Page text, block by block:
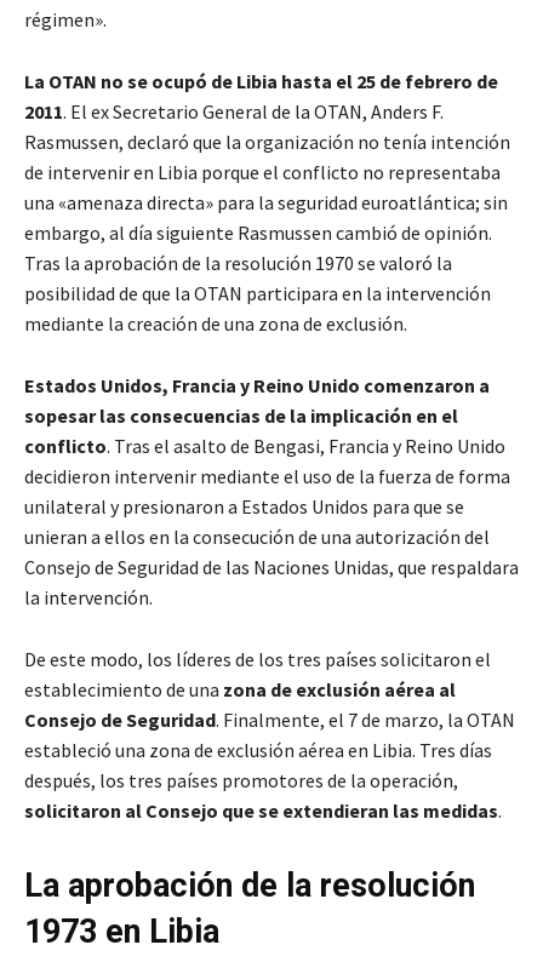
régimen».
La OTAN no se ocupó de Libia hasta el 25 de febrero de
2011. El ex Secretario General de la OTAN, Anders F.
Rasmussen, declaró que la organización no tenía intención
de intervenir en Libia porque el conflicto no representaba
una «amenaza directa» para la seguridad euroatlántica; sin
embargo, al día siguiente Rasmussen cambió de opinión.
Tras la aprobación de la resolución 1970 se valoró la
posibilidad de que la OTAN participara en la intervención
mediante la creación de una zona de exclusión.
Estados Unidos, Francia y Reino Unido comenzaron a
sopesar las consecuencias de la implicación en el
conflicto. Tras el asalto de Bengasi, Francia y Reino Unido
decidieron intervenir mediante el uso de la fuerza de forma
unilateral y presionaron a Estados Unidos para que se
unieran a ellos en la consecución de una autorización del
Consejo de Seguridad de las Naciones Unidas, que respaldara
la intervención.
De este modo, los líderes de los tres países solicitaron el
establecimiento de una zona de exclusión aérea al
Consejo de Seguridad. Finalmente, el 7 de marzo, la OTAN
estableció una zona de exclusión aérea en Libia. Tres días
después, los tres países promotores de la operación,
solicitaron al Consejo que se extendieran las medidas.
La aprobación de la resolución
1973 en Libia